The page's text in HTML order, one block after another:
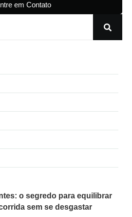
o segredo para equilibrar
sem se desgastar
em Contato